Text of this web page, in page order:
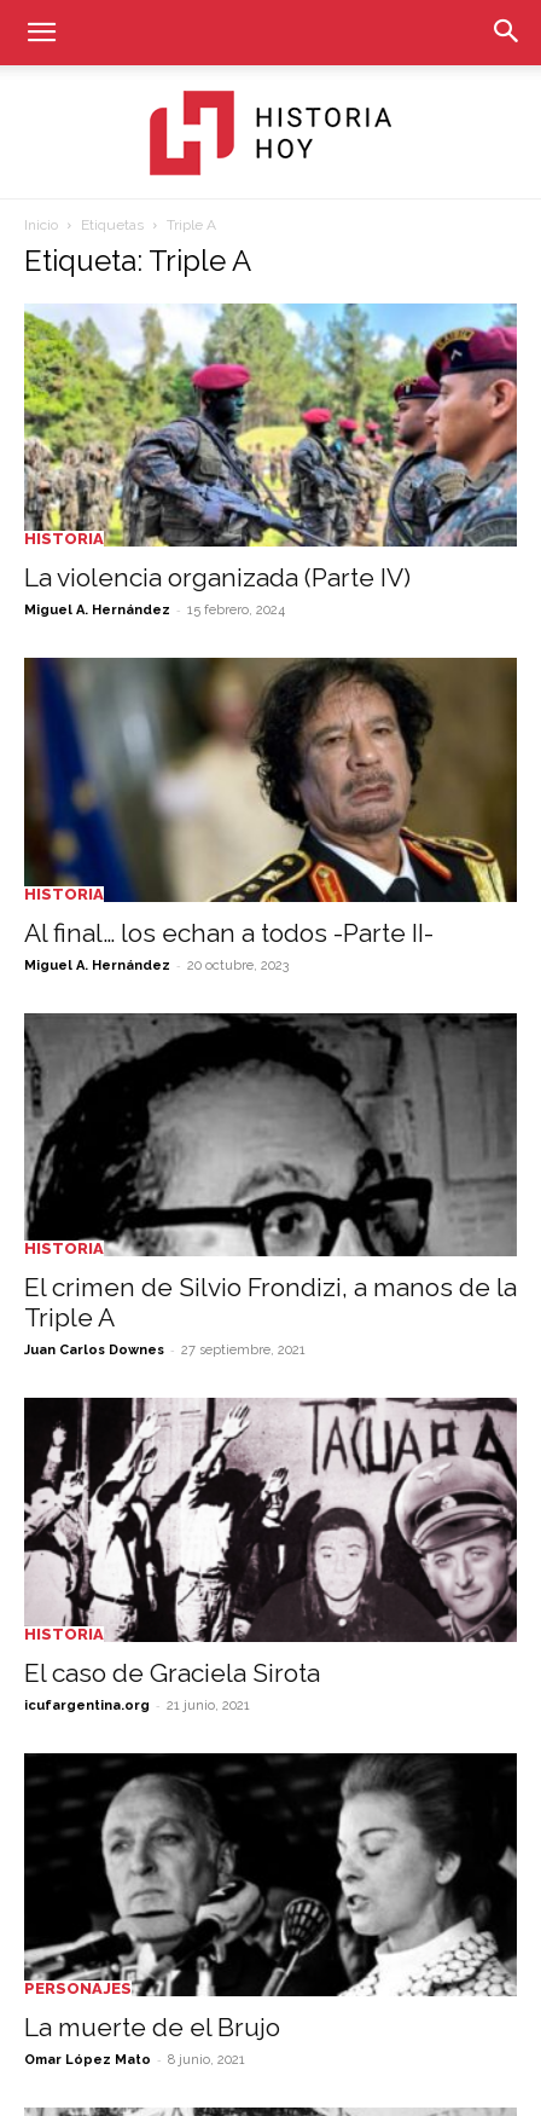
Hoy
Inicio Etiquetas Triple A
Etiqueta: Triple A
HISTORIA
La violencia organizada (Parte IV)
Miguel A. Hernández - 15 febrero, 2024
HISTORIA
Al final… los echan a todos -Parte II-
Miguel A. Hernández - 20 octubre, 2023
HISTORIA
El crimen de Silvio Frondizi, a manos de la
Triple A
Juan Carlos Downes - 27 septiembre, 2021
HISTORIA
El caso de Graciela Sirota
icufargentina.org - 21 junio, 2021
PERSONAJES
La muerte de el Brujo
Omar López Mato - 8 junio, 2021